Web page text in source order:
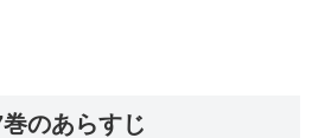
巻のあらすじ